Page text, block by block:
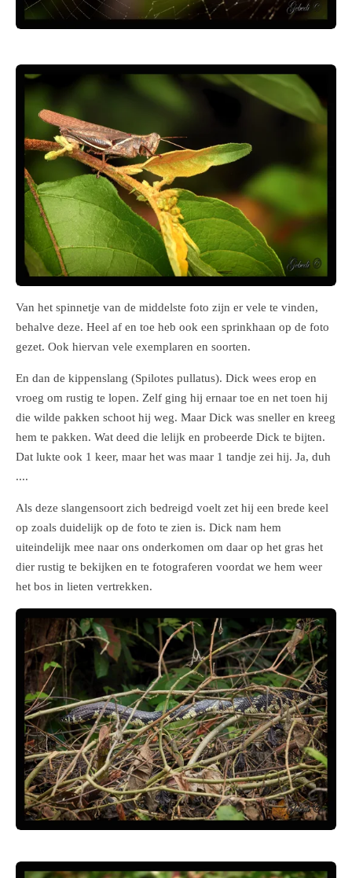
Van het spinnetje van de middelste foto zijn er vele te vinden,
behalve deze. Heel af en toe heb ook een sprinkhaan op de foto
gezet. Ook hiervan vele exemplaren en soorten.
En dan de kippenslang (Spilotes pullatus). Dick wees erop en
vroeg om rustig te lopen. Zelf ging hij ernaar toe en net toen hij
die wilde pakken schoot hij weg. Maar Dick was sneller en kreeg
hem te pakken. Wat deed die lelijk en probeerde Dick te bijten.
Dat lukte ook 1 keer, maar het was maar 1 tandje zei hij. Ja, duh
....
Als deze slangensoort zich bedreigd voelt zet hij een brede keel
op zoals duidelijk op de foto te zien is. Dick nam hem
uiteindelijk mee naar ons onderkomen om daar op het gras het
dier rustig te bekijken en te fotograferen voordat we hem weer
het bos in lieten vertrekken.